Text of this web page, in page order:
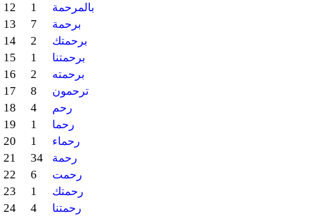
12 1 بالمرحمة
13 7 برحمة
14 2 برحمتك
15 1 برحمتنا
16 2 برحمته
17 8 ترحمون
18 4 رحم
19 1 رحما
20 1 رحماء
21 34 رحمة
22 6 رحمت
23 1 رحمتك
24 4 رحمتنا